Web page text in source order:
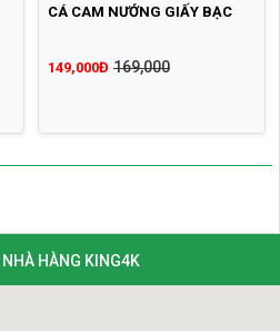
CÁ CAM NƯỚNG GIẤY BẠC
149,000Đ 169,000
NHÀ HÀNG KING4K